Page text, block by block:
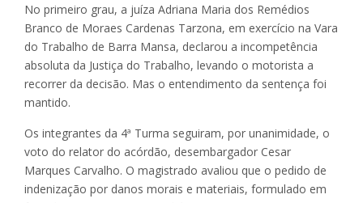
No primeiro grau, a juíza Adriana Maria dos Remédios
Branco de Moraes Cardenas Tarzona, em exercício na Vara
do Trabalho de Barra Mansa, declarou a incompetência
absoluta da Justiça do Trabalho, levando o motorista a
recorrer da decisão. Mas o entendimento da sentença foi
mantido.
Os integrantes da 4ª Turma seguiram, por unanimidade, o
voto do relator do acórdão, desembargador Cesar
Marques Carvalho. O magistrado avaliou que o pedido de
indenização por danos morais e materiais, formulado em